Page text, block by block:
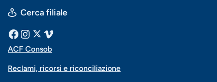
Cerca filiale
Menu
social
Facebook
InstagramVimeo
Menu
ACF Consob
Reclami, ricorsi e riconciliazione